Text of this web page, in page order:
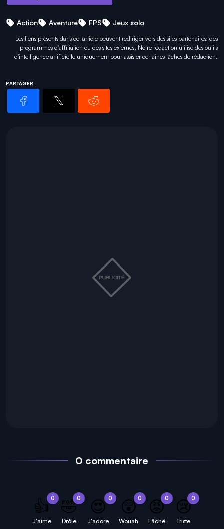
Action Aventure FPS Jeux solo
Les liens présents dans cet article peuvent rediriger vers des sites partenaires, des
programmes d'affiliation ou des sites externes. Notre rédaction utilise des outils
d'intelligence artificielle uniquement pourassister certaines tâches de rédaction.
PARTAGER
0 commentaire
0
👍
J'aime
0
🤣
Drôle
0
😍
J'adore
0
😲
Wouah
0
😡
Fâché
0
😢
Triste